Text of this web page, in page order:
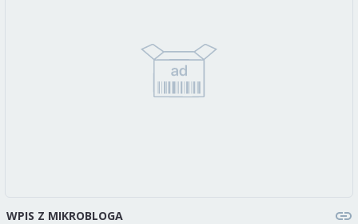
WPIS Z MIKROBLOGA